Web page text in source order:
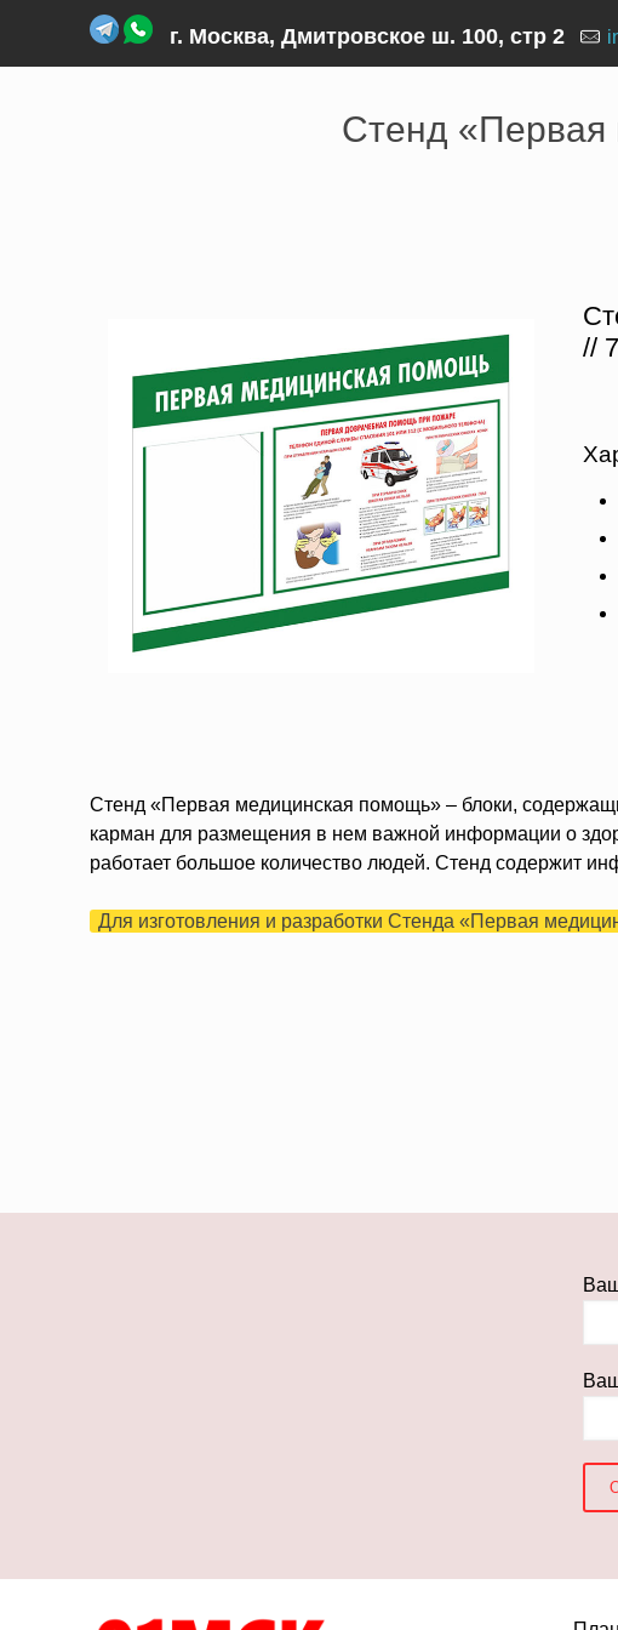
г. Москва, Дмитровское ш. 100, стр 2
Главная Товары и услуги › Стенды › Стенд оказание
Стенд
//
Стенд «Первая медицинская помощь» – блоки,
карман для размещения в нем важной информации о
работает большое количество людей. Стенд содержит
Для изготовления и разработки Стенда «Первая